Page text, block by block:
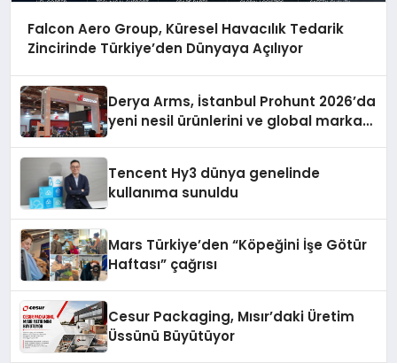
Falcon Aero Group, Küresel Havacılık Tedarik
Zincirinde Türkiye’den Dünyaya Açılıyor
Derya Arms, İstanbul Prohunt 2026’da
yeni nesil ürünlerini ve global marka
Tencent Hy3 dünya genelinde
kullanıma sunuldu
Mars Türkiye’den “Köpeğini İşe Götür
Haftası” çağrısı
Cesur Packaging, Mısır’daki Üretim
Üssünü Büyütüyor